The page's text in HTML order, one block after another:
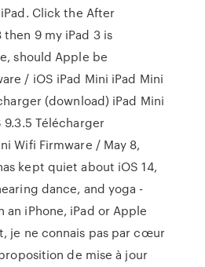
Click the After
9 my iPad 3 is
should Apple be
/ iOS iPad Mini iPad Mini
(download) iPad Mini
Télécharger
Wifi Firmware / May 8,
kept quiet about iOS 14,
dance, and yoga -
iPhone, iPad or Apple
je ne connais pas par cœur
de mise à jour